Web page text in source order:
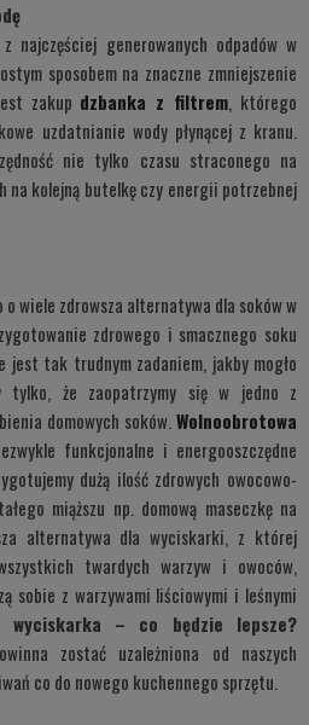
najczęściej generowanych odpadów w
sposobem na znaczne zmniejszenie
zakup dzbanka z filtrem , którego
uzdatnianie wody płynącej z kranu.
nie tylko czasu straconego na
na kolejną butelkę czy energii potrzebnej
wiele zdrowsza alternatywa dla soków w
zdrowego i smacznego soku
jest tak trudnym zadaniem, jakby mogło
tylko, że zaopatrzymy się w jedno z
domowych soków. Wolnoobrotowa
funkcjonalne i energooszczędne
dużą ilość zdrowych owocowo-
miąższu np. domową maseczkę na
alternatywa dla wyciskarki, z której
twardych warzyw i owoców,
sobie z warzywami liściowymi i leśnymi
wyciskarka – co będzie lepsze?
zostać uzależniona od naszych
co do nowego kuchennego sprzętu.